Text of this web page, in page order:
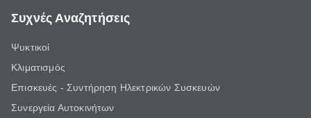
Συχνές Αναζητήσεις
Ψυκτικοί
Κλιματισμός
Επισκευές - Συντήρηση Ηλεκτρικών Συσκευών
Συνεργεία Αυτοκινήτων